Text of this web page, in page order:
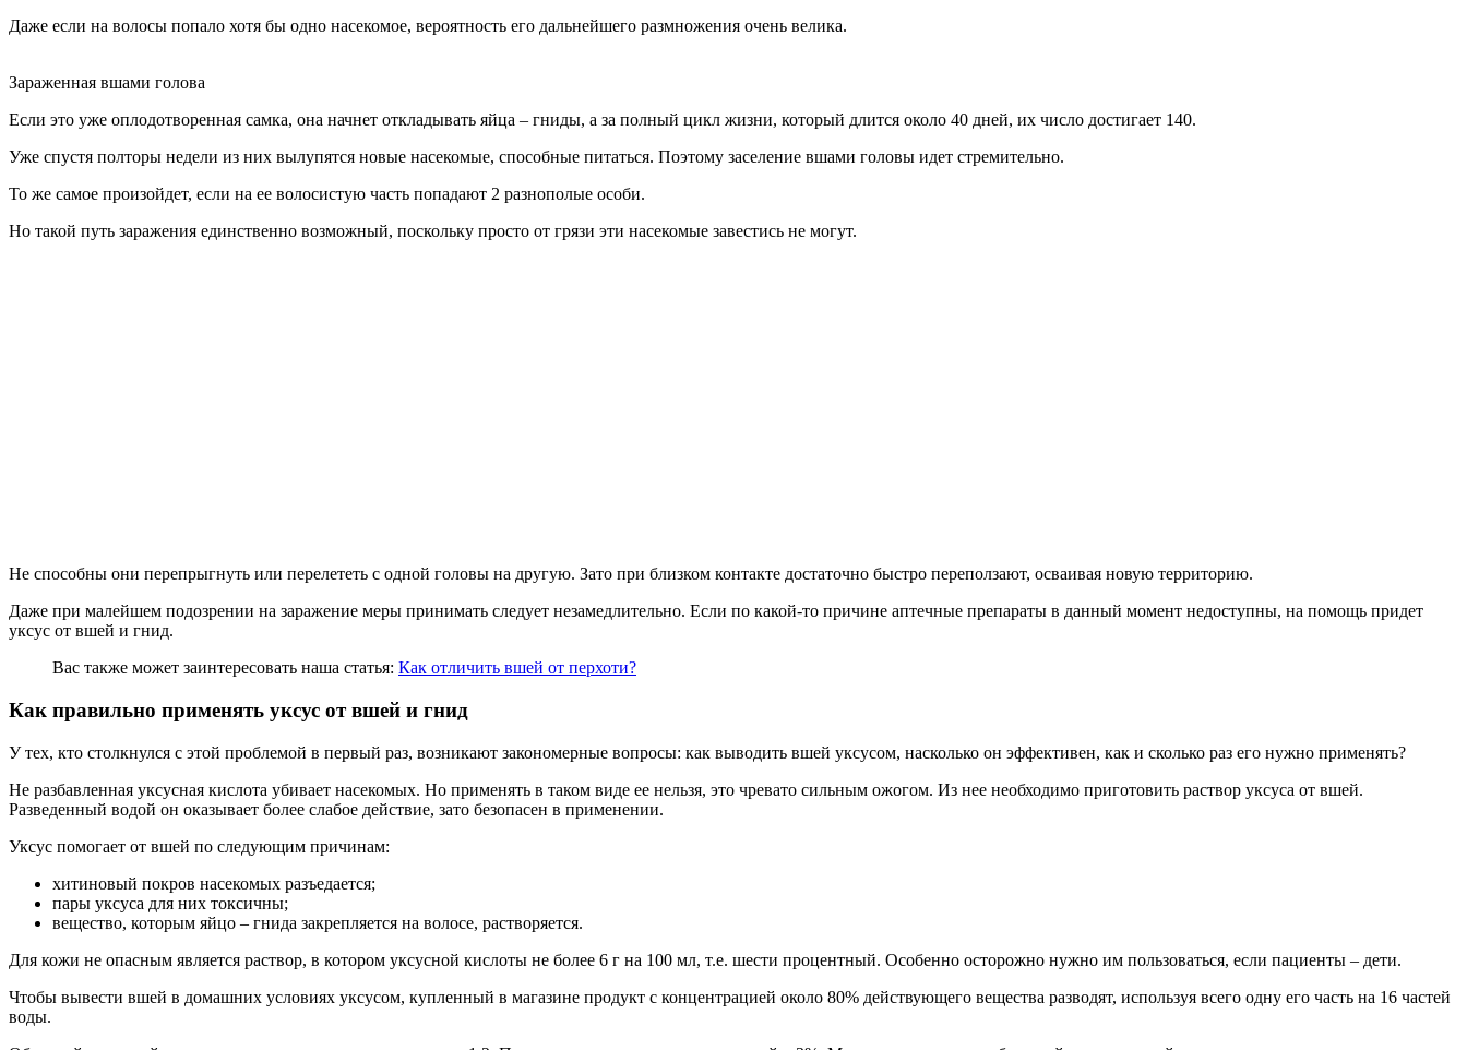
Даже если на волосы попало хотя бы одно насекомое, вероятность его дальнейшего размножения очень велика.
Зараженная вшами голова
Если это уже оплодотворенная самка, она начнет откладывать яйца – гниды, а за полный цикл жизни, который длится около 40 дней, их число достигает 140.
Уже спустя полторы недели из них вылупятся новые насекомые, способные питаться. Поэтому заселение вшами головы идет стремительно.
То же самое произойдет, если на ее волосистую часть попадают 2 разнополые особи.
Но такой путь заражения единственно возможный, поскольку просто от грязи эти насекомые завестись не могут.
Не способны они перепрыгнуть или перелететь с одной головы на другую. Зато при близком контакте достаточно быстро переползают, осваивая новую территорию.
Даже при малейшем подозрении на заражение меры принимать следует незамедлительно. Если по какой-то причине аптечные препараты в данный момент недоступны, на помощь придет
уксус от вшей и гнид.
Вас также может заинтересовать наша статья: Как отличить вшей от перхоти?
Как правильно применять уксус от вшей и гнид
У тех, кто столкнулся с этой проблемой в первый раз, возникают закономерные вопросы: как выводить вшей уксусом, насколько он эффективен, как и сколько раз его нужно применять?
Не разбавленная уксусная кислота убивает насекомых. Но применять в таком виде ее нельзя, это чревато сильным ожогом. Из нее необходимо приготовить раствор уксуса от вшей.
Разведенный водой он оказывает более слабое действие, зато безопасен в применении.
Уксус помогает от вшей по следующим причинам:
хитиновый покров насекомых разъедается;
пары уксуса для них токсичны;
вещество, которым яйцо – гнида закрепляется на волосе, растворяется.
Для кожи не опасным является раствор, в котором уксусной кислоты не более 6 г на 100 мл, т.е. шести процентный. Особенно осторожно нужно им пользоваться, если пациенты – дети.
Чтобы вывести вшей в домашних условиях уксусом, купленный в магазине продукт с концентрацией около 80% действующего вещества разводят, используя всего одну его часть на 16 частей
воды.